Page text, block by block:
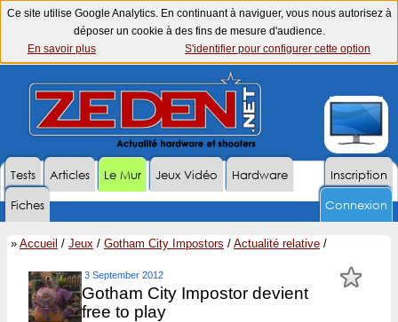
Ce site utilise Google Analytics. En continuant à naviguer, vous nous autorisez à
déposer un cookie à des fins de mesure d'audience.
En savoir plus
S'identifier pour configurer cette option
Inscription
Tests Articles Le Mur Jeux Vidéo
Hardware
Fiches
Connexion
» Accueil / Jeux / Gotham City Impostors / Actualité relative /
3 September 2012
Gotham City Impostor devient
free to play